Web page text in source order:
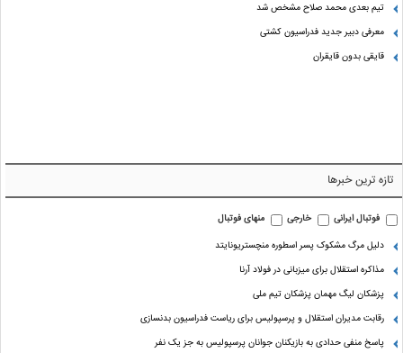
تیم بعدی محمد صلاح مشخص شد
معرفی دبیر جدید فدراسیون کشتی
قایقی بدون قایقران
تازه ترین خبرها
فوتبال ایرانی خارجی
منهای فوتبال
دلیل مرگ مشکوک پسر اسطوره منچستریونایتد
مذاکره استقلال برای میزبانی در فولاد آرنا
پزشکان لیگ مهمان پزشکان تیم ملی
رقابت مدیران استقلال و پرسپولیس برای ریاست فدراسیون بدنسازی
پاسخ منفی حدادی به بازیکنان جوانان پرسپولیس به جز یک نفر